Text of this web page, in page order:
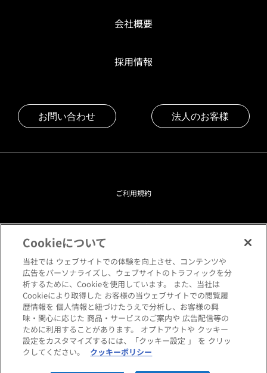
会社概要
採用情報
お問い合わせ 法人のお客様
Copyright © HANKYU HOME STYLING Co.,LTD All rights reserved.
ご利用規約
プライバシーポリシー
クッキーポリシー
閲覧環境について
サイトマップ
Cookieについて
当社では ウェブサイトでの体験を向上させ、コンテンツや
広告をパーソナライズし、ウェブサイトのトラフィックを分
析するために、Cookieを使用しています。 また、当社は
Cookieにより取得した お客様の当ウェブサイトでの閲覧履
歴情報を 個人情報と紐づけたうえで分析し、お客様の興
味・関心に応じた 商品・サービスのご案内や 広告配信等の
ために利用することがあります。 オプトアウトや クッキー
設定をカスタマイズするには、「クッキー設定 」 を クリッ
クしてください。
クッキーポリシー